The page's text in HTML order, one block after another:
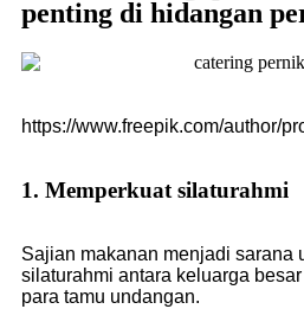
penting di hidangan
https://www.freepik.com/author/
1. Memperkuat silaturahmi
Sajian makanan menjadi sarana
silaturahmi antara keluarga
para tamu undangan.